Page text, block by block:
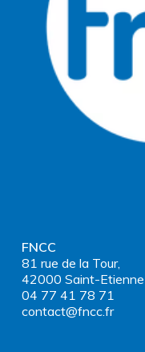
FNCC
81 rue de la Tour,
42000 Saint-Etienne
04 77 41 78 71
contact@fncc.fr